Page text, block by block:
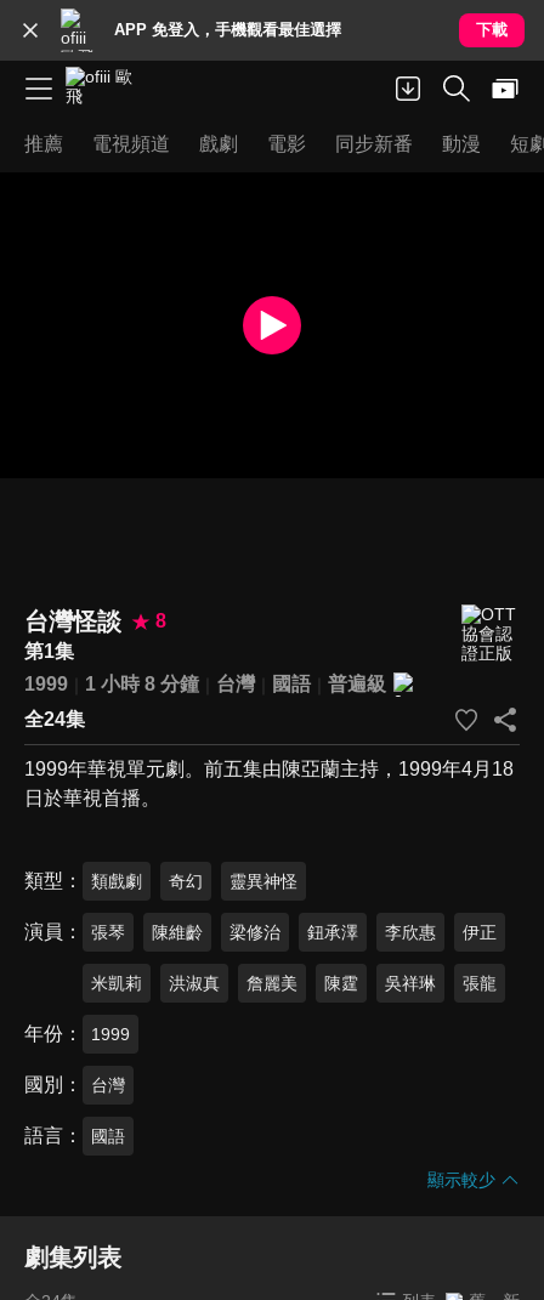
APP 免登入，手機觀看最佳選擇 下載
推薦 電視頻道 戲劇 電影 同步新番 動漫 短
台灣怪談
8
第1集
1999
1 小時 8 分鐘 台灣 國語
普遍級
全24集
1999年華視單元劇。前五集由陳亞蘭主持，1999年4月18
日於華視首播。
類型 類戲劇 奇幻 靈異神怪
演員 張琴 陳維齡 梁修治 鈕承澤 李欣惠 伊正
米凱莉 洪淑真 詹麗美 陳霆 吳祥琳 張龍
年份 1999
國別 台灣
語言 國語
顯示較少
劇集列表